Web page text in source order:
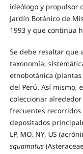
ideólogo y propulsor
Jardín Botánico de
1993 y que continua
Se debe resaltar que
taxonomía,
etnobotánica
del Perú. Así mismo,
coleccionar
frecuentes
depositados
LP, MO, NY, US
squamatus